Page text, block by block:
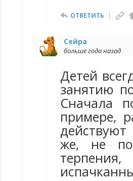
ОТВЕТИТЬ
Сейра
больше года назад
Детей
занятию
Сначала
примере,
же, не